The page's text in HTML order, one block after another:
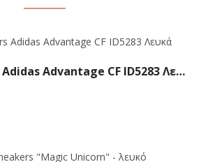
Παιδικά sneakers Adidas Advantage CF ID5283 Λευκά